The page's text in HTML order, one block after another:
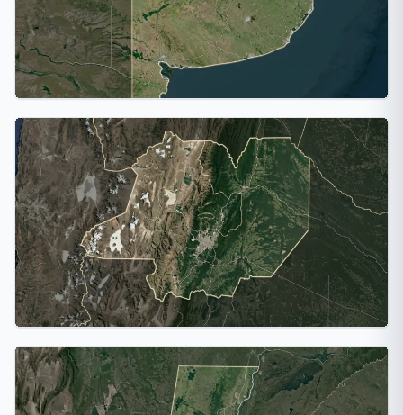
Provincia de Buenos Aires
17 ciudades
Salta